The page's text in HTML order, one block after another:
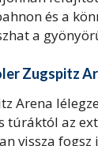
és a
a
Zugspitz
Arena
túráktól az
vissza fogsz